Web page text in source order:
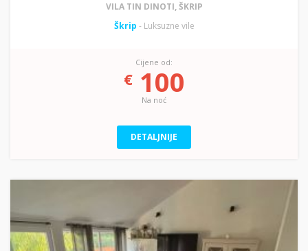
VILA TIN DINOTI, ŠKRIP
Škrip - Luksuzne vile
Cijene od:
€100
Na noć
DETALJNIJE